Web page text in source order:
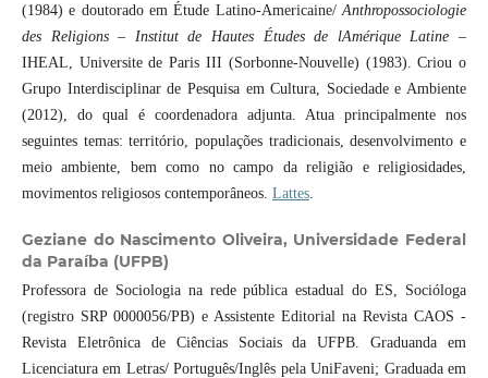
(1984) e doutorado em Étude Latino-Americaine/Anthropossociologie
des Religions – Institut de Hautes Études de lAmérique Latine –
IHEAL, Universite de Paris III (Sorbonne-Nouvelle) (1983). Criou o
Grupo Interdisciplinar de Pesquisa em Cultura, Sociedade e Ambiente
(2012), do qual é coordenadora adjunta. Atua principalmente nos
seguintes temas: território, populações tradicionais, desenvolvimento e
meio ambiente, bem como no campo da religião e religiosidades,
movimentos religiosos contemporâneos. Lattes.
Geziane do Nascimento Oliveira, Universidade Federal
da Paraíba (UFPB)
Professora de Sociologia na rede pública estadual do ES, Socióloga
(registro SRP 0000056/PB) e Assistente Editorial na Revista CAOS -
Revista Eletrônica de Ciências Sociais da UFPB. Graduanda em
Licenciatura em Letras/ Português/Inglês pela UniFaveni; Graduada em